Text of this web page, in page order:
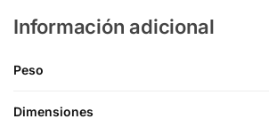
Información adicional
Peso
Dimensiones